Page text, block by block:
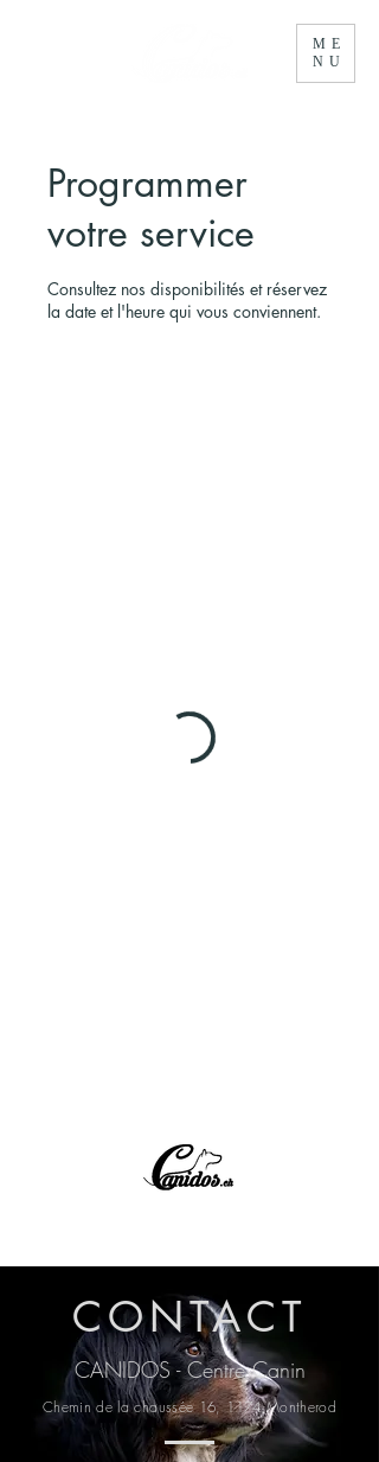
ME
NU
Programmer
votre service
Consultez nos disponibilités et réservez
la date et l'heure qui vous conviennent.
CONTACT
CANIDOS - Centre Canin
Chemin de la chaussée 16, 1174 Montherod